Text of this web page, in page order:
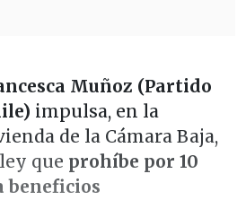
Muñoz (Partido
impulsa, en la
de la Cámara Baja,
que prohíbe por 10
beneficios